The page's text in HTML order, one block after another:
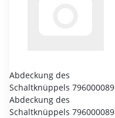
Abdeckung des
Schaltknüppels 796000089
Abdeckung des
Schaltknüppels 796000089